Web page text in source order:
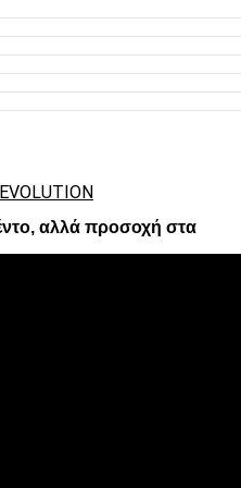
αλλά προσοχή στα